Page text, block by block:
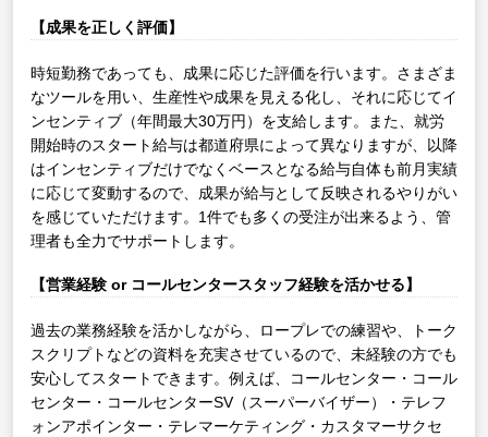
【成果を正しく評価】
時短勤務であっても、成果に応じた評価を行います。さまざま
なツールを用い、生産性や成果を見える化し、それに応じてイ
ンセンティブ（年間最大30万円）を支給します。また、就労
開始時のスタート給与は都道府県によって異なりますが、以降
はインセンティブだけでなくベースとなる給与自体も前月実績
に応じて変動するので、成果が給与として反映されるやりがい
を感じていただけます。1件でも多くの受注が出来るよう、管
理者も全力でサポートします。
【営業経験 or コールセンタースタッフ経験を活かせる】
過去の業務経験を活かしながら、ロープレでの練習や、トーク
スクリプトなどの資料を充実させているので、未経験の方でも
安心してスタートできます。例えば、コールセンター・コール
センター・コールセンターSV（スーパーバイザー）・テレフ
ォンアポインター・テレマーケティング・カスタマーサクセ